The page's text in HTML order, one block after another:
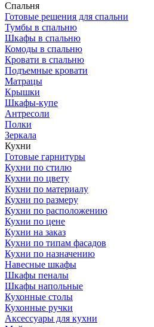
Спальня
Готовые решения для спальни
Тумбы в спальню
Шкафы в спальню
Комоды в спальню
Кровати в спальню
Подъемные кровати
Матрацы
Крышки
Шкафы-купе
Антресоли
Полки
Зеркала
Кухни
Готовые гарнитуры
Кухни по стилю
Кухни по цвету
Кухни по материалу
Кухни по размеру
Кухни по расположению
Кухни по цене
Кухни на заказ
Кухни по типам фасадов
Кухни по назначению
Навесные шкафы
Шкафы пеналы
Шкафы напольные
Кухонные столы
Кухонные ручки
Аксессуары для кухни